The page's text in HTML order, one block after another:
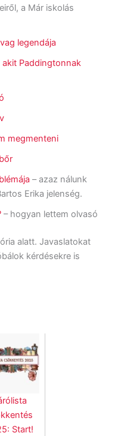
a Már iskolás
legendája
akit Paddingtonnak
megmenteni
– azaz nálunk
Erika jelenség.
– hogyan lettem olvasó
alatt. Javaslatokat
kérdésekre is
Start!